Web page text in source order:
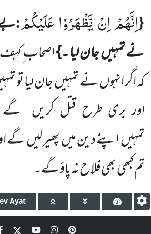
{اِنَّهُمْ اِنْ یَّظْهَرُوْا عَلَیْكُمْ:
نے تمہیںجان لیا ۔}اصحاب
کہ اگر انہوںنے تمہیںجان لیا تو
اور بری طرح قتل کریں گے
تمہیںاپنے دین میںپھیر لیںگے
تم کبھی بھی فلاح نہ پاؤگے۔
Ayat